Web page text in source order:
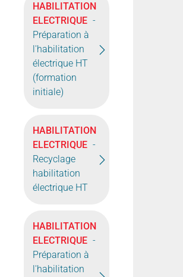
HABILITATION
ELECTRIQUE -
Préparation à
l'habilitation
électrique HT
(formation
initiale)
HABILITATION
ELECTRIQUE -
Recyclage
habilitation
électrique HT
HABILITATION
ELECTRIQUE -
Préparation à
l'habilitation